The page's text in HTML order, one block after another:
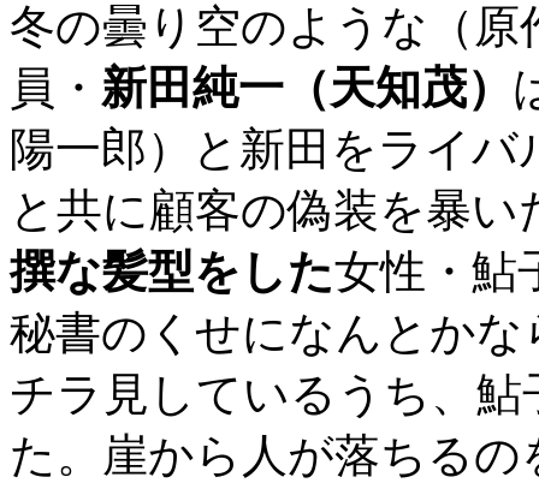
冬の曇り空のような（
員・ 新田純一（天知茂）
陽一郎）と新田をライ
と共に顧客の偽装を暴
撰な髪型をした女性・鮎
秘書のくせになんとか
チラ見しているうち、
た。崖から人が落ちる